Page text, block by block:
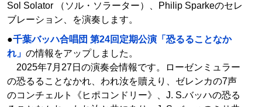
Sol Solator （ソル・ソラーター）、Philip Sparkeのセレ
ブレーション、を演奏します。
●千葉バッハ合唱団 第24回定期公演「恐るることなか
れ」 の情報をアップしました。
2025年7月27日の演奏会情報です。ローゼンミュラー
の恐るることなかれ、われ汝を贖えり、ゼレンカの7声
のコンチェルト《ヒポコンドリー》、J. S.バッハの恐る